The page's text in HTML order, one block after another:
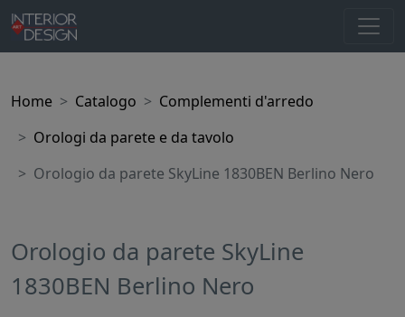
Home Catalogo
Complementi d'arredo
Orologi da parete e da tavolo
Orologio da parete SkyLine 1830BEN Berlino Nero
Orologio da parete SkyLine
1830BEN Berlino Nero